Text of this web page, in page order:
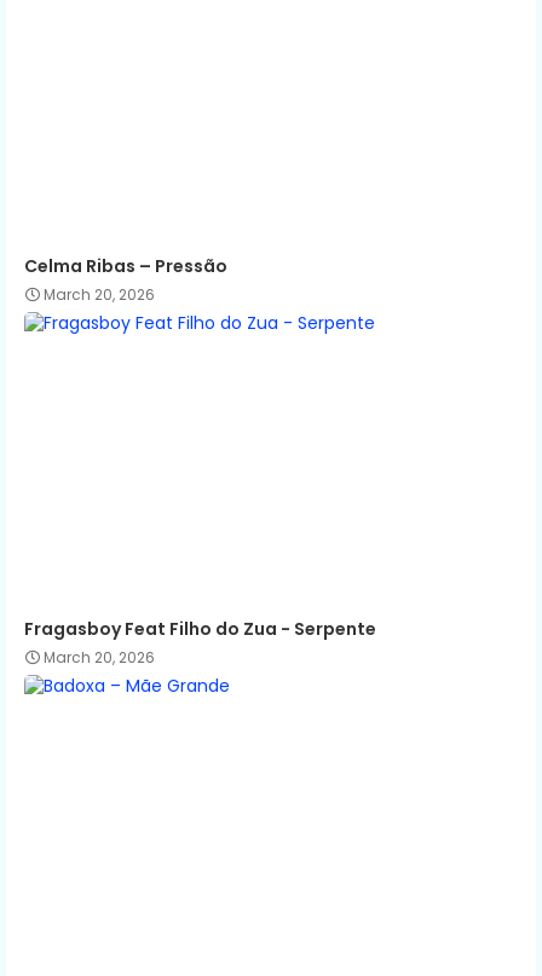
Celma Ribas – Pressão
March 20, 2026
Fragasboy Feat Filho do Zua - Serpente
March 20, 2026